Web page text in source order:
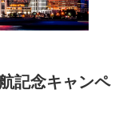
記念キャンペ